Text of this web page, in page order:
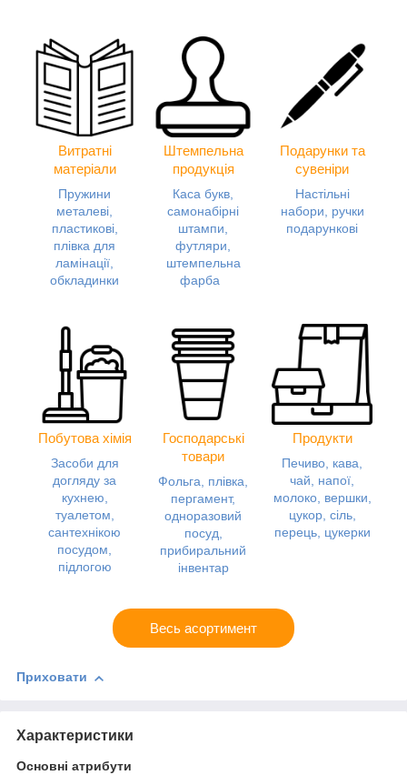
Витратні
матеріали
Пружини
металеві,
пластикові,
плівка для
ламінації,
обкладинки
Штемпельна
продукція
Каса букв,
самонабірні
штампи,
футляри,
штемпельна
фарба
Подарунки та
сувеніри
Настільні
набори, ручки
подарункові
Побутова хімія
Засоби для
догляду за
кухнею,
туалетом,
сантехнікою
посудом,
підлогою
Господарські
товари
Фольга, плівка,
пергамент,
одноразовий
посуд,
прибиральний
інвентар
Продукти
Печиво, кава,
чай, напої,
молоко, вершки,
цукор, сіль,
перець, цукерки
Весь асортимент
Приховати
Характеристики
Основні атрибути